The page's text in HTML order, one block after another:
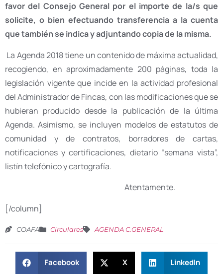
favor del Consejo General por el importe de la/s que
solicite, o bien efectuando transferencia a la cuenta
que también se indica y adjuntando copia de la misma.
La Agenda 2018 tiene un contenido de máxima actualidad,
recogiendo, en aproximadamente 200 páginas, toda la
legislación vigente que incide en la actividad profesional
del Administrador de Fincas, con las modificaciones que se
hubieran producido desde la publicación de la última
Agenda. Asimismo, se incluyen modelos de estatutos de
comunidad y de contratos, borradores de cartas,
notificaciones y certificaciones, dietario “semana vista”,
listín telefónico y cartografía.
Atentamente.
[/column]
COAFA Circulares AGENDA C.GENERAL
Facebook X LinkedIn